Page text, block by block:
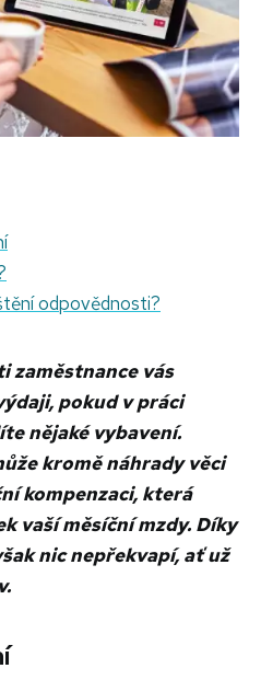
odpovědnosti?
zaměstnance vás
pokud v práci
nějaké vybavení.
kromě náhrady věci
kompenzaci, která
vaší měsíční mzdy. Díky
nic nepřekvapí, ať už